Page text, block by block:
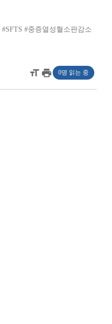
#SFTS #중증열성혈소판감소
format_sizeprint 0명 읽는 중